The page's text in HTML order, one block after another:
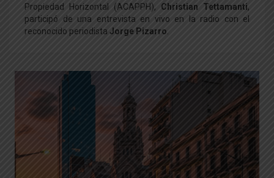
Propiedad Horizontal (ACAPPH), Christian Tettamanti,
participó de una entrevista en vivo en la radio con el
reconocido periodista Jorge Pizarro